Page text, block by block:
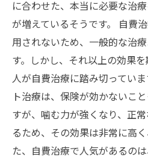
に合わせた、本当に必要な治
が増えているそうです。 自費
用されないため、一般的な治
す。しかし、それ以上の効果
人が自費治療に踏み切ってい
ト治療は、保険が効かないこ
すが、噛む力が強くなり、正
るため、その効果は非常に高
た、自費治療で人気があるの